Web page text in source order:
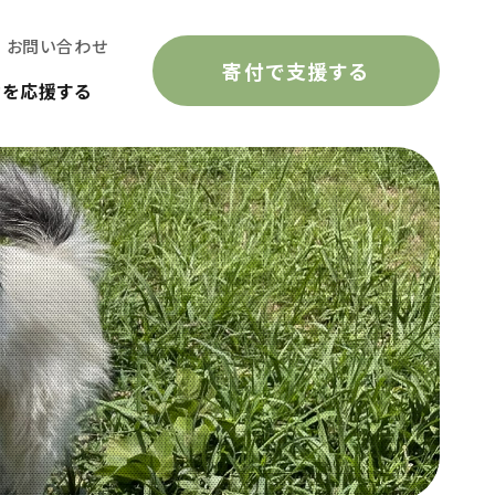
お問い合わせ
応援する
寄付で支援する